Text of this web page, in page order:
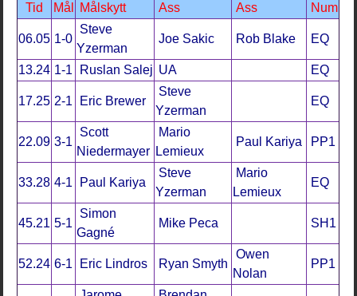
Tid
Mål Målskytt Ass Ass Num
06.05 1-0
Steve
Yzerman
Joe Sakic Rob Blake EQ
13.24 1-1 Ruslan Salej UA EQ
17.25 2-1 Eric Brewer
Steve
Yzerman
EQ
22.09 3-1
Scott
Niedermayer
Mario
Lemieux
Paul Kariya PP1
33.28 4-1 Paul Kariya
Steve
Yzerman
Mario
Lemieux
EQ
45.21 5-1
Simon
Gagné
Mike Peca SH1
52.24 6-1 Eric Lindros Ryan Smyth
Owen
Nolan
PP1